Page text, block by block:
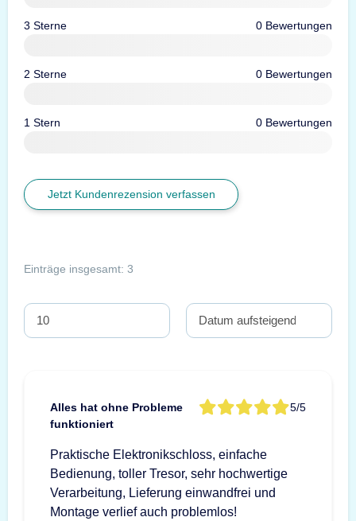
3 Sterne 0 Bewertungen
2 Sterne 0 Bewertungen
1 Stern 0 Bewertungen
Jetzt Kundenrezension verfassen
Einträge insgesamt: 3
Alles hat ohne Probleme
funktioniert
5/5
Praktische Elektronikschloss, einfache
Bedienung, toller Tresor, sehr hochwertige
Verarbeitung, Lieferung einwandfrei und
Montage verlief auch problemlos!